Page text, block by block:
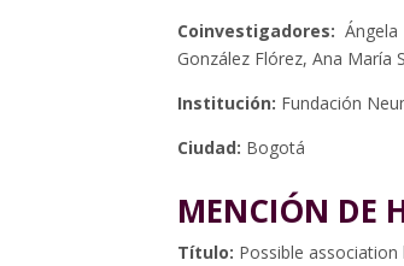
Coinvestigadores:
González Flórez, Ana María
Institución: Fundación
Ciudad: Bogotá
MENCIÓN DE
Título: Possible